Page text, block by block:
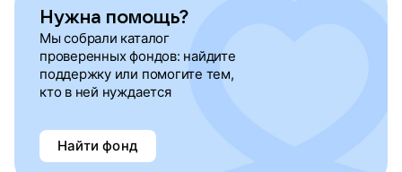
Нужна помощь?
Мы собрали каталог
проверенных фондов: найдите
поддержку или помогите тем,
кто в ней нуждается
Найти фонд